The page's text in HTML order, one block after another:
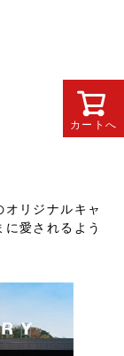
カートへ
オリジナルキャ
愛されるよう